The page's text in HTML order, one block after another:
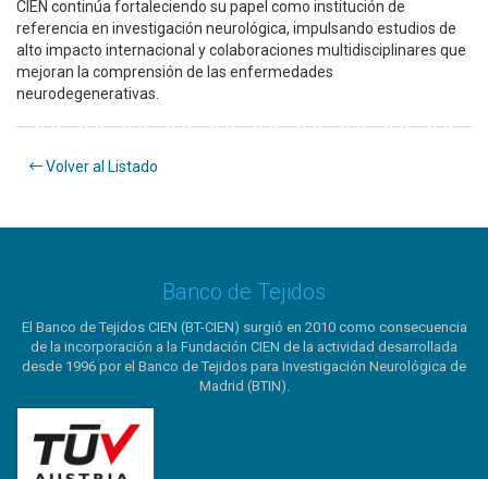
CIEN continúa fortaleciendo su papel como institución de
referencia en investigación neurológica, impulsando estudios de
alto impacto internacional y colaboraciones multidisciplinares que
mejoran la comprensión de las enfermedades
neurodegenerativas.
Volver al Listado
Banco de Tejidos
El Banco de Tejidos CIEN (BT-CIEN) surgió en 2010 como consecuencia
de la incorporación a la Fundación CIEN de la actividad desarrollada
desde 1996 por el Banco de Tejidos para Investigación Neurológica de
Madrid (BTIN).